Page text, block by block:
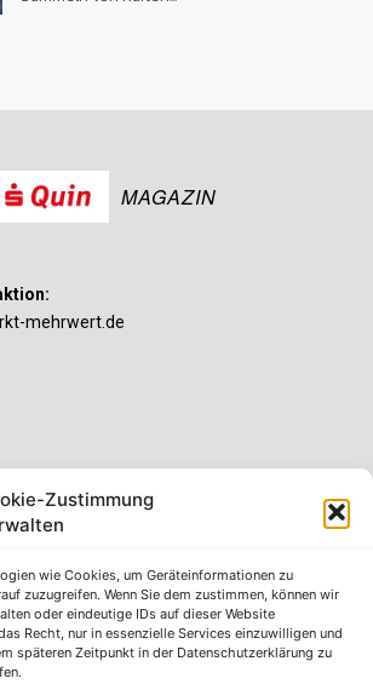
Zustimmung
wie Cookies, um Geräteinformationen zu
zuzugreifen. Wenn Sie dem zustimmen, können wir
oder eindeutige IDs auf dieser Website
Recht, nur in essenzielle Services einzuwilligen und
späteren Zeitpunkt in der Datenschutzerklärung zu
MAGAZIN
mehrwert.de
ein gewöhnliches Girokonto? Dann ist unser
das Richtige für Sie. Die beiden
Im S-Quin Magazin erfahren Sie
gibt.
Die S-Quin Kontomodelle